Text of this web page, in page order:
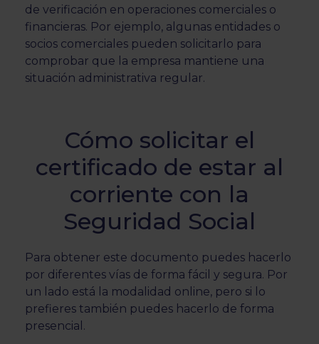
de verificación en operaciones comerciales o
financieras. Por ejemplo, algunas entidades o
socios comerciales pueden solicitarlo para
comprobar que la empresa mantiene una
situación administrativa regular.
Cómo solicitar el
certificado de estar al
corriente con la
Seguridad Social
Para obtener este documento puedes hacerlo
por diferentes vías de forma fácil y segura. Por
un lado está la modalidad online, pero si lo
prefieres también puedes hacerlo de forma
presencial.